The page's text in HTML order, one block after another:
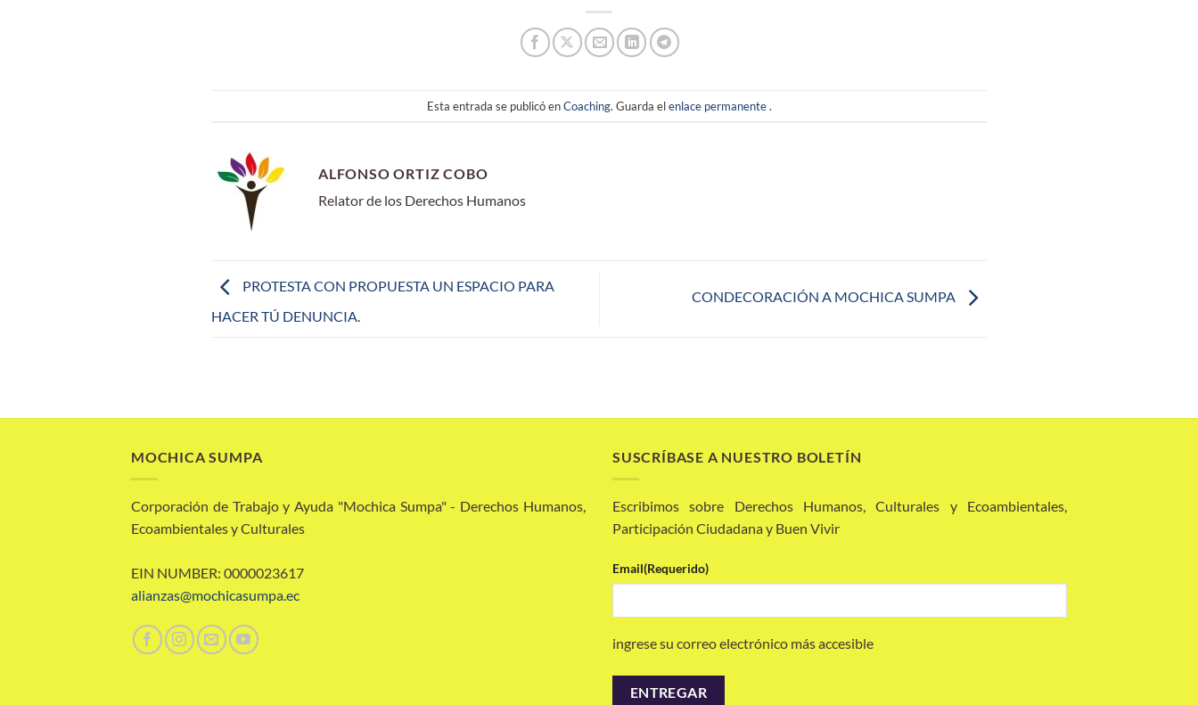
Esta entrada se publicó enCoaching. Guarda elenlace permanente.
ALFONSO ORTIZ COBO
Relator de los Derechos Humanos
PROTESTA CON PROPUESTA UN ESPACIO PARA
HACER TÚ DENUNCIA.
CONDECORACIÓN A MOCHICA SUMPA
MOCHICA SUMPA
Corporación de Trabajo y Ayuda "Mochica Sumpa" - Derechos Humanos,
Ecoambientales y Culturales
EIN NUMBER: 0000023617
alianzas@mochicasumpa.ec
SUSCRÍBASE A NUESTRO BOLETÍN
Escribimos sobre Derechos Humanos, Culturales y Ecoambientales,
Participación Ciudadana y Buen Vivir
Email(Requerido)
ingrese su correo electrónico más accesible